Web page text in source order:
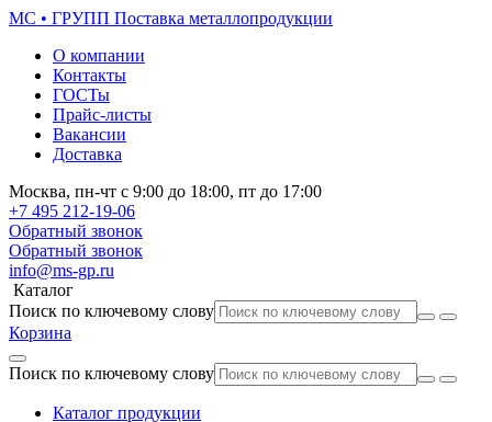
МС • ГРУПП Поставка металлопродукции
О компании
Контакты
ГОСТы
Прайс-листы
Вакансии
Доставка
Москва, пн-чт с 9:00 до 18:00, пт до 17:00
+7 495 212-19-06
Обратный звонок
Обратный звонок
info@ms-gp.ru
Каталог
Поиск по ключевому слову
Корзина
Поиск по ключевому слову
Каталог продукции